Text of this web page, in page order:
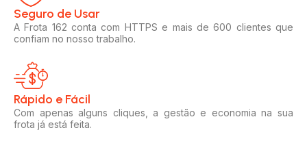
Seguro de Usar​
A Frota 162 conta com HTTPS e mais de 600 clientes que
confiam no nosso trabalho.
Rápido e Fácil​
Com apenas alguns cliques, a gestão e economia na sua
frota já está feita.